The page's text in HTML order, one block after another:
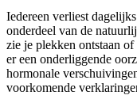
Iedereen verliest
onderdeel van de
zie je plekken ontstaan
er een onderliggende
hormonale
voorkomende